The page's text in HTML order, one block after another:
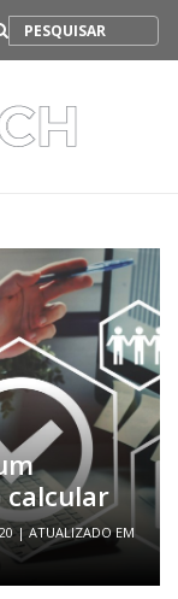
| ATUALIZADO EM